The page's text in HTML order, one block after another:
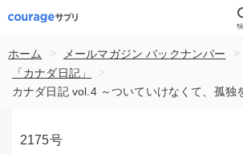
ホーム > メールマガジン バックナンバー >
「カナダ日記」
>
カナダ日記 vol.4 ～ついていけなくて、孤独
2175号